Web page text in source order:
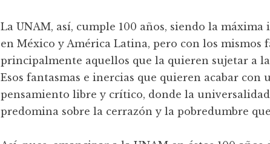
La UNAM, así, cumple 100 años, siendo la
en México y América Latina, pero con los mismos
principalmente aquellos que la quieren sujetar a
Esos fantasmas e inercias que quieren acabar
pensamiento libre y crítico, donde la
predomina sobre la cerrazón y la pobredumbre